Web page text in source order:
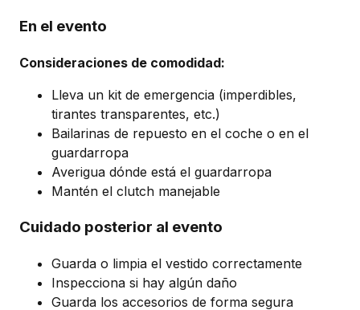
En el evento
Consideraciones de comodidad:
Lleva un kit de emergencia (imperdibles,
tirantes transparentes, etc.)
Bailarinas de repuesto en el coche o en el
guardarropa
Averigua dónde está el guardarropa
Mantén el clutch manejable
Cuidado posterior al evento
Guarda o limpia el vestido correctamente
Inspecciona si hay algún daño
Guarda los accesorios de forma segura